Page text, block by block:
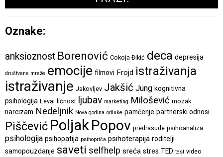
Oznake:
anksioznost Borenović Cokoja Đikić deca depresija
društvene mreže emocije filmovi Frojd istraživanja
istraživanje Jakovljev Jakšić Jung kognitivna
psihologija Levai ličnost ljubav marketing Milošević mozak
narcizam Nedeljnik Nova godina odluke pamćenje partnerski odnosi
Piščević PoljakPopov predrasude psihoanaliza
psihologija psihopatija psihopriča psihoterapija roditelji
samopouzdanje saveti selfhelp sreća stres TED test video